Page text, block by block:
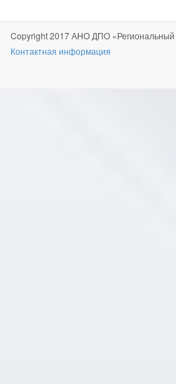
Copyright 2017 АНО ДПО
Контактная информация